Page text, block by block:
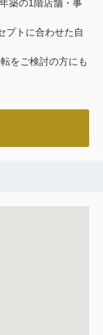
築の1階店舗・事
プトに合わせた自
をご検討の方にも